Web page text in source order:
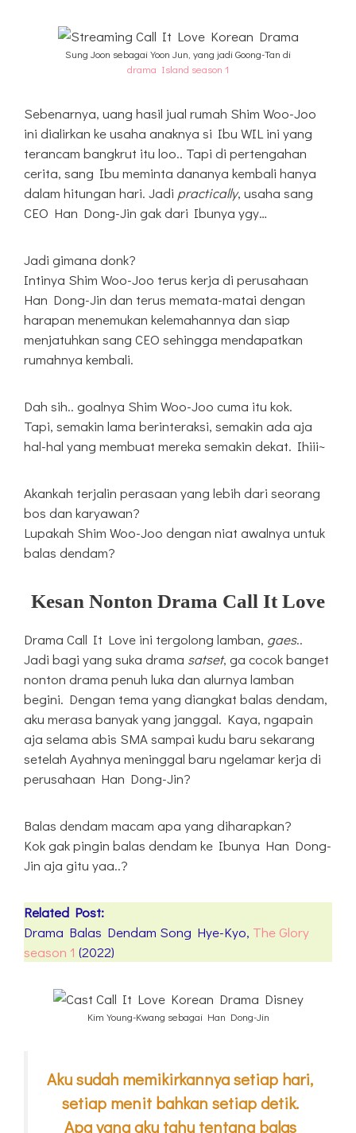
Sung Joon sebagai Yoon Jun, yang jadi Goong-Tan di
drama Island season 1
Sebenarnya, uang hasil jual rumah Shim Woo-Joo
ini dialirkan ke usaha anaknya si Ibu WIL ini yang
terancam bangkrut itu loo.. Tapi di pertengahan
cerita, sang Ibu meminta dananya kembali hanya
dalam hitungan hari. Jadi practically, usaha sang
CEO Han Dong-Jin gak dari Ibunya ygy…
Jadi gimana donk?
Intinya Shim Woo-Joo terus kerja di perusahaan
Han Dong-Jin dan terus memata-matai dengan
harapan menemukan kelemahannya dan siap
menjatuhkan sang CEO sehingga mendapatkan
rumahnya kembali.
Dah sih.. goalnya Shim Woo-Joo cuma itu kok.
Tapi, semakin lama berinteraksi, semakin ada aja
hal-hal yang membuat mereka semakin dekat. Ihiii~
Akankah terjalin perasaan yang lebih dari seorang
bos dan karyawan?
Lupakah Shim Woo-Joo dengan niat awalnya untuk
balas dendam?
Kesan Nonton Drama Call It Love
Drama Call It Love ini tergolong lamban, gaes..
Jadi bagi yang suka drama satset, ga cocok banget
nonton drama penuh luka dan alurnya lamban
begini. Dengan tema yang diangkat balas dendam,
aku merasa banyak yang janggal. Kaya, ngapain
aja selama abis SMA sampai kudu baru sekarang
setelah Ayahnya meninggal baru ngelamar kerja di
perusahaan Han Dong-Jin?
Balas dendam macam apa yang diharapkan?
Kok gak pingin balas dendam ke Ibunya Han Dong-
Jin aja gitu yaa..?
Related Post:
Drama Balas Dendam Song Hye-Kyo, The Glory
season 1 (2022)
Kim Young-Kwang sebagai Han Dong-Jin
Aku sudah memikirkannya setiap hari,
setiap menit bahkan setiap detik.
Apa yang aku tahu tentang balas